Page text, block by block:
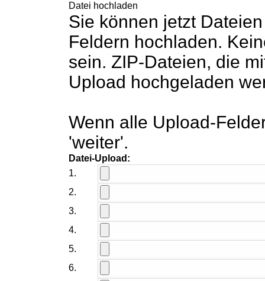
Datei hochladen
Sie können jetzt
Feldern hochladen.
sein. ZIP-Dateien, die
Upload hochgeladen
Wenn alle Upload-
'weiter'.
Datei-Upload:
1.
2.
3.
4.
5.
6.